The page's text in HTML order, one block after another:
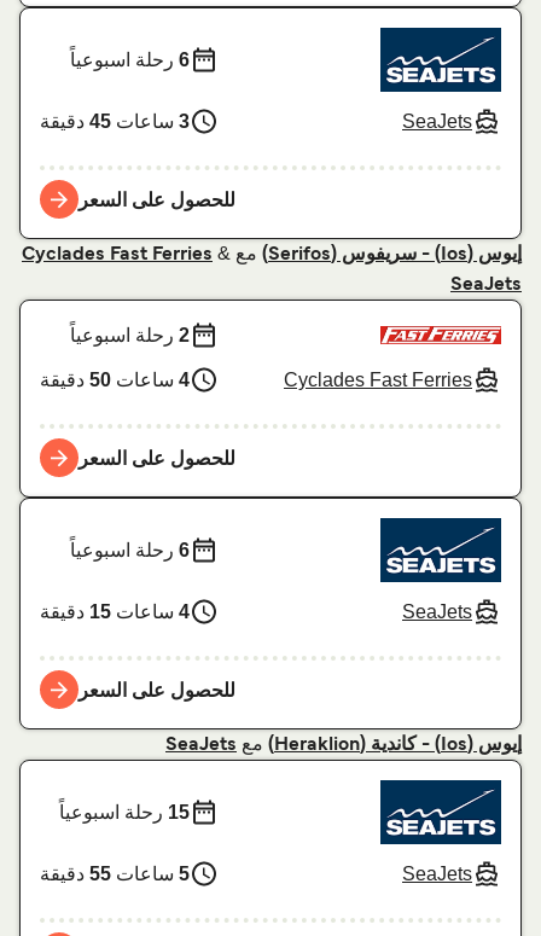
SeaJets
6رحلة اسبوعياً
3 ساعات45دقيقة
للحصول على السعر
إيوس (Ios) - سریفوس (Serifos) مع Cyclades Fast Ferries &
SeaJets
Cyclades Fast Ferries
2رحلة اسبوعياً
4 ساعات50دقيقة
للحصول على السعر
SeaJets
6رحلة اسبوعياً
4 ساعات15دقيقة
للحصول على السعر
إيوس (Ios) - كاندية (Heraklion) معSeaJets
SeaJets
15رحلة اسبوعياً
5 ساعات55دقيقة